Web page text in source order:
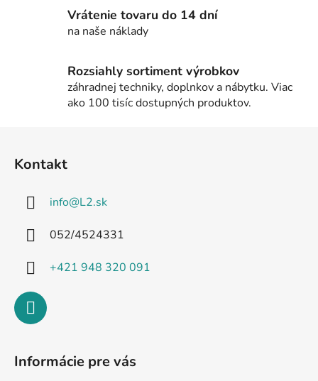
v
ý
p
i
Vrátenie tovaru do 14 dní
na naše náklady
Rozsiahly sortiment výrobkov
záhradnej techniky, doplnkov a nábytku. Viac
ako 100 tisíc dostupných produktov.
Kontakt
info@L2.sk
052/4524331
+421 948 320 091
Informácie pre vás